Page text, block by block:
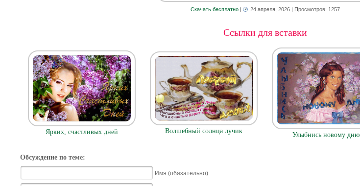
Скачать бесплатно| 24 апреля, 2026| Просмотров: 1257
Ссылки для вставки
Ярких, счастливых дней Волшебный солнца лучик
Улыбнись новому дню
Обсуждение по теме:
Имя (обязательно)